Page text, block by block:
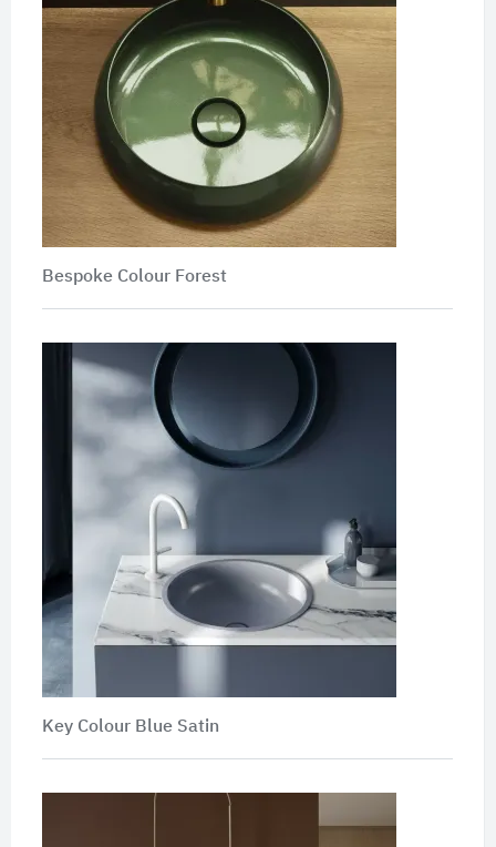
Bespoke Colour Forest
Key Colour Blue Satin